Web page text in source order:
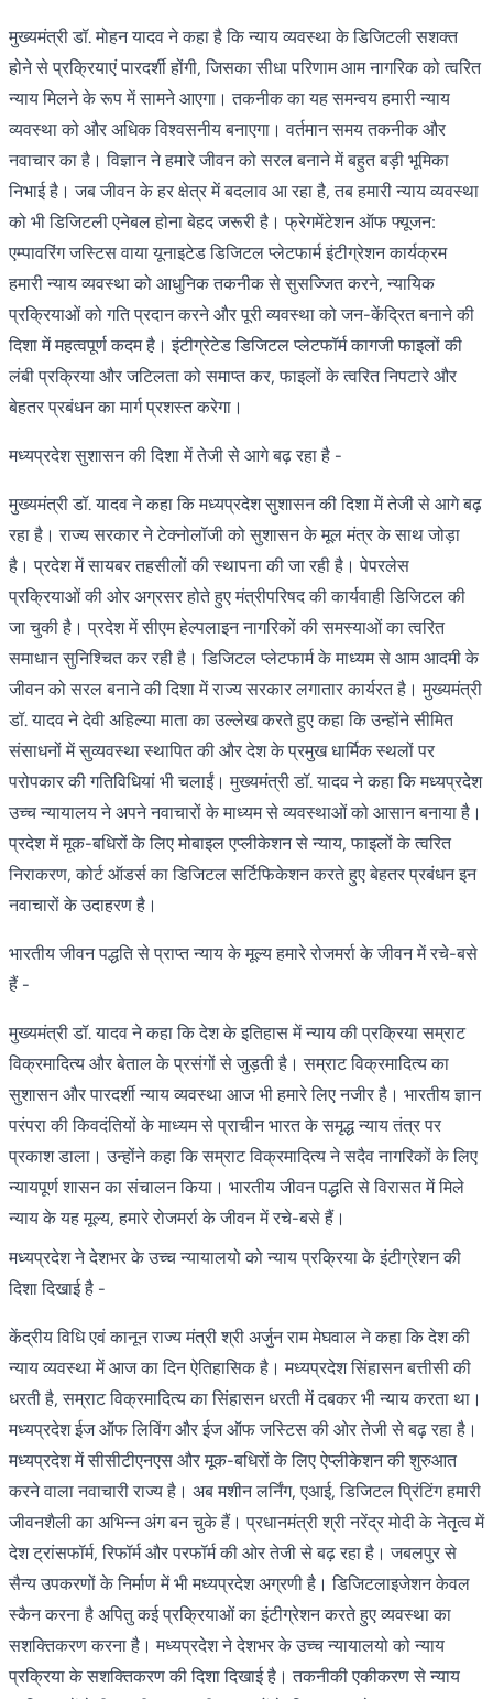
मुख्यमंत्री डॉ. मोहन यादव ने कहा है कि न्याय व्यवस्था के डिजिटली सशक्त
होने से प्रक्रियाएं पारदर्शी होंगी, जिसका सीधा परिणाम आम नागरिक को त्वरित
न्याय मिलने के रूप में सामने आएगा। तकनीक का यह समन्वय हमारी न्याय
व्यवस्था को और अधिक विश्वसनीय बनाएगा। वर्तमान समय तकनीक और
नवाचार का है। विज्ञान ने हमारे जीवन को सरल बनाने में बहुत बड़ी भूमिका
निभाई है। जब जीवन के हर क्षेत्र में बदलाव आ रहा है, तब हमारी न्याय व्यवस्था
को भी डिजिटली एनेबल होना बेहद जरूरी है। फ्रेगमेंटेशन ऑफ फ्यूजन:
एम्पावरिंग जस्टिस वाया यूनाइटेड डिजिटल प्लेटफार्म इंटीग्रेशन कार्यक्रम
हमारी न्याय व्यवस्था को आधुनिक तकनीक से सुसज्जित करने, न्यायिक
प्रक्रियाओं को गति प्रदान करने और पूरी व्यवस्था को जन-केंद्रित बनाने की
दिशा में महत्वपूर्ण कदम है। इंटीग्रेटेड डिजिटल प्लेटफॉर्म कागजी फाइलों की
लंबी प्रक्रिया और जटिलता को समाप्त कर, फाइलों के त्वरित निपटारे और
बेहतर प्रबंधन का मार्ग प्रशस्त करेगा।
मध्यप्रदेश सुशासन की दिशा में तेजी से आगे बढ़ रहा है -
मुख्यमंत्री डॉ. यादव ने कहा कि मध्यप्रदेश सुशासन की दिशा में तेजी से आगे बढ़
रहा है। राज्य सरकार ने टेक्नोलॉजी को सुशासन के मूल मंत्र के साथ जोड़ा
है। प्रदेश में सायबर तहसीलों की स्थापना की जा रही है। पेपरलेस
प्रक्रियाओं की ओर अग्रसर होते हुए मंत्रीपरिषद की कार्यवाही डिजिटल की
जा चुकी है। प्रदेश में सीएम हेल्पलाइन नागरिकों की समस्याओं का त्वरित
समाधान सुनिश्चित कर रही है। डिजिटल प्लेटफार्म के माध्यम से आम आदमी के
जीवन को सरल बनाने की दिशा में राज्य सरकार लगातार कार्यरत है। मुख्यमंत्री
डॉ. यादव ने देवी अहिल्या माता का उल्लेख करते हुए कहा कि उन्होंने सीमित
संसाधनों में सुव्यवस्था स्थापित की और देश के प्रमुख धार्मिक स्थलों पर
परोपकार की गतिविधियां भी चलाईं। मुख्यमंत्री डॉ. यादव ने कहा कि मध्यप्रदेश
उच्च न्यायालय ने अपने नवाचारों के माध्यम से व्यवस्थाओं को आसान बनाया है।
प्रदेश में मूक-बधिरों के लिए मोबाइल एप्लीकेशन से न्याय, फाइलों के त्वरित
निराकरण, कोर्ट ऑडर्स का डिजिटल सर्टिफिकेशन करते हुए बेहतर प्रबंधन इन
नवाचारों के उदाहरण है।
भारतीय जीवन पद्धति से प्राप्त न्याय के मूल्य हमारे रोजमर्रा के जीवन में रचे-बसे
हैं -
मुख्यमंत्री डॉ. यादव ने कहा कि देश के इतिहास में न्याय की प्रक्रिया सम्राट
विक्रमादित्य और बेताल के प्रसंगों से जुड़ती है। सम्राट विक्रमादित्य का
सुशासन और पारदर्शी न्याय व्यवस्था आज भी हमारे लिए नजीर है। भारतीय ज्ञान
परंपरा की किवदंतियों के माध्यम से प्राचीन भारत के समृद्ध न्याय तंत्र पर
प्रकाश डाला। उन्होंने कहा कि सम्राट विक्रमादित्य ने सदैव नागरिकों के लिए
न्यायपूर्ण शासन का संचालन किया। भारतीय जीवन पद्धति से विरासत में मिले
न्याय के यह मूल्य, हमारे रोजमर्रा के जीवन में रचे-बसे हैं।
मध्यप्रदेश ने देशभर के उच्च न्यायालयो को न्याय प्रक्रिया के इंटीग्रेशन की
दिशा दिखाई है -
केंद्रीय विधि एवं कानून राज्य मंत्री श्री अर्जुन राम मेघवाल ने कहा कि देश की
न्याय व्यवस्था में आज का दिन ऐतिहासिक है। मध्यप्रदेश सिंहासन बत्तीसी की
धरती है, सम्राट विक्रमादित्य का सिंहासन धरती में दबकर भी न्याय करता था।
मध्यप्रदेश ईज ऑफ लिविंग और ईज ऑफ जस्टिस की ओर तेजी से बढ़ रहा है।
मध्यप्रदेश में सीसीटीएनएस और मूक-बधिरों के लिए ऐप्लीकेशन की शुरुआत
करने वाला नवाचारी राज्य है। अब मशीन लर्निंग, एआई, डिजिटल प्रिंटिंग हमारी
जीवनशैली का अभिन्न अंग बन चुके हैं। प्रधानमंत्री श्री नरेंद्र मोदी के नेतृत्व में
देश ट्रांसफॉर्म, रिफॉर्म और परफॉर्म की ओर तेजी से बढ़ रहा है। जबलपुर से
सैन्य उपकरणों के निर्माण में भी मध्यप्रदेश अग्रणी है। डिजिटलाइजेशन केवल
स्कैन करना है अपितु कई प्रक्रियाओं का इंटीग्रेशन करते हुए व्यवस्था का
सशक्तिकरण करना है। मध्यप्रदेश ने देशभर के उच्च न्यायालयो को न्याय
प्रक्रिया के सशक्तिकरण की दिशा दिखाई है। तकनीकी एकीकरण से न्याय